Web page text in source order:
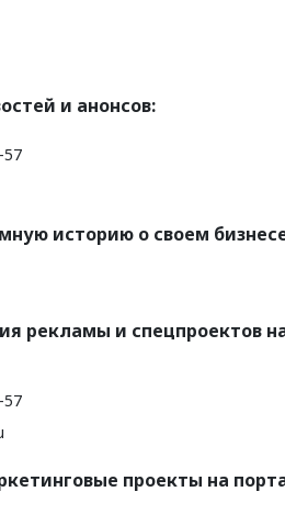
и анонсов:
57
историю о своем
рекламы и спецпроектов
57
проекты на